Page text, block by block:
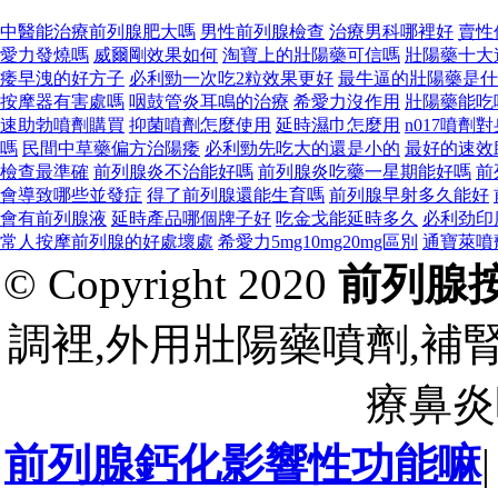
中醫能治療前列腺肥大嗎 男性前列腺檢查 治療男科哪裡好 賣性
愛力發燒嗎 威爾剛效果如何 淘寶上的壯陽藥可信嗎 壯陽藥十
痿早洩的好方子 必利勁一次吃2粒效果更好 最牛逼的壯陽藥是
按摩器有害處嗎 咽鼓管炎耳鳴的治療 希愛力沒作用 壯陽藥能吃
速助勃噴劑購買 抑菌噴劑怎麼使用 延時濕巾怎麼用 n017噴劑
嗎 民間中草藥偏方治陽痿 必利勁先吃大的還是小的 最好的速
檢查最準確 前列腺炎不治能好嗎 前列腺炎吃藥一星期能好嗎 前
會導致哪些並發症 得了前列腺還能生育嗎 前列腺早射多久能好
會有前列腺液 延時產品哪個牌子好 吃金戈能延時多久 必利劲
常人按摩前列腺的好處壞處 希愛力5mg10mg20mg區別 通寶萊噴
© Copyright 2020 前列腺
調裡,外用壯陽藥噴劑,補
療鼻
前列腺鈣化影響性功能嘛